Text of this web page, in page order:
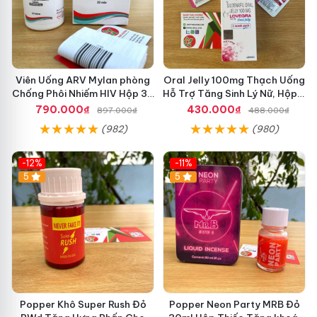
Viên Uống ARV Mylan phòng
Chống Phôi Nhiếm HIV Hộp 30
viên
790.000₫ 897.000₫
(982)
Oral Jelly 100mg Thạch Uống
Hỗ Trợ Tăng Sinh Lý Nữ, Hộp 7
Gói
430.000₫ 488.000₫
(980)
-12%
5
Popper Khô Super Rush Đỏ
-11%
5
Popper Neon Party MRB Đỏ